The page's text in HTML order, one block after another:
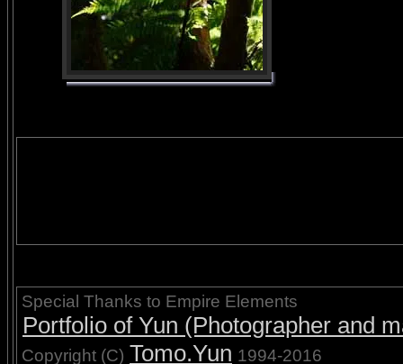
Special Thanks to Empire Elements
Portfolio of Yun (Photographer and
Copyright (C) Tomo.Yun 1994-2016